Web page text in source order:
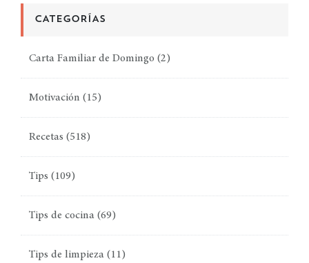
CATEGORÍAS
Carta Familiar de Domingo (2)
Motivación (15)
Recetas (518)
Tips (109)
Tips de cocina (69)
Tips de limpieza (11)